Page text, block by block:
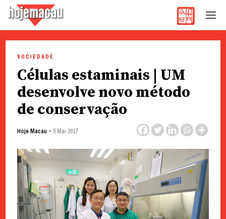
content
SOCIEDADE
Células estaminais | UM
desenvolve novo método
de conservação
Hoje Macau - 5 Mai 2017